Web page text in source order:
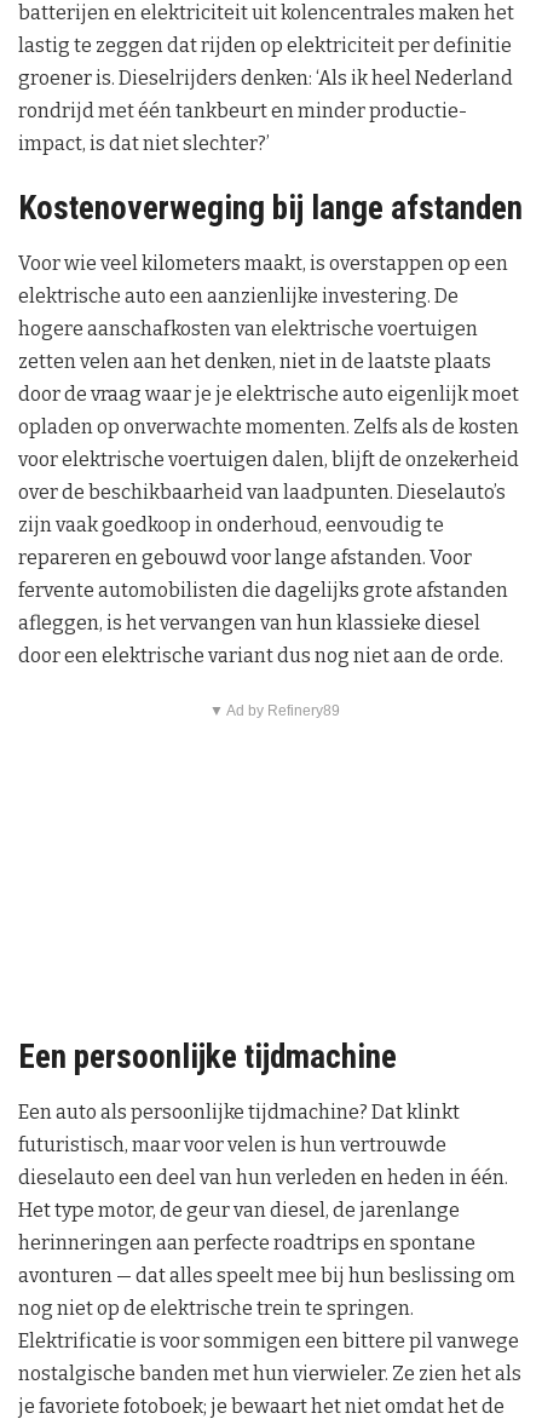
batterijen en elektriciteit uit kolencentrales maken het
lastig te zeggen dat rijden op elektriciteit per definitie
groener is. Dieselrijders denken: ‘Als ik heel Nederland
rondrijd met één tankbeurt en minder productie-
impact, is dat niet slechter?’
Kostenoverweging bij lange afstanden
Voor wie veel kilometers maakt, is overstappen op een
elektrische auto een aanzienlijke investering. De
hogere aanschafkosten van elektrische voertuigen
zetten velen aan het denken, niet in de laatste plaats
door de vraag waar je je elektrische auto eigenlijk moet
opladen op onverwachte momenten. Zelfs als de kosten
voor elektrische voertuigen dalen, blijft de onzekerheid
over de beschikbaarheid van laadpunten. Dieselauto’s
zijn vaak goedkoop in onderhoud, eenvoudig te
repareren en gebouwd voor lange afstanden. Voor
fervente automobilisten die dagelijks grote afstanden
afleggen, is het vervangen van hun klassieke diesel
door een elektrische variant dus nog niet aan de orde.
▼ Ad by Refinery89
Een persoonlijke tijdmachine
Een auto als persoonlijke tijdmachine? Dat klinkt
futuristisch, maar voor velen is hun vertrouwde
dieselauto een deel van hun verleden en heden in één.
Het type motor, de geur van diesel, de jarenlange
herinneringen aan perfecte roadtrips en spontane
avonturen — dat alles speelt mee bij hun beslissing om
nog niet op de elektrische trein te springen.
Elektrificatie is voor sommigen een bittere pil vanwege
nostalgische banden met hun vierwieler. Ze zien het als
je favoriete fotoboek; je bewaart het niet omdat het de